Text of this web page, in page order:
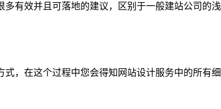
有效并且可落地的建议，区别于一般建站公司的
，在这个过程中您会得知网站设计服务中的所有